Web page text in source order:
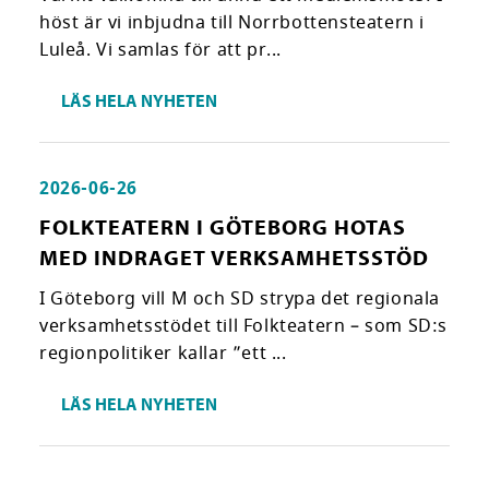
höst är vi inbjudna till Norrbottensteatern i
Luleå. Vi samlas för att pr...
LÄS HELA NYHETEN
2026-06-26
FOLKTEATERN I GÖTEBORG HOTAS
MED INDRAGET VERKSAMHETSSTÖD
I Göteborg vill M och SD strypa det regionala
verksamhetsstödet till Folkteatern – som SD:s
regionpolitiker kallar ”ett ...
LÄS HELA NYHETEN